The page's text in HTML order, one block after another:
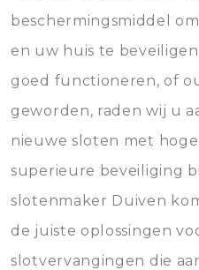
beschermingsmiddel
en uw huis te
goed functioneren, of
geworden, raden wij u
nieuwe sloten met
superieure beveiliging
slotenmaker Duiven
de juiste oplossingen
slotvervangingen die